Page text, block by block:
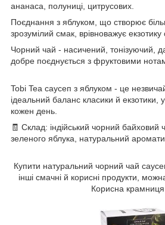
ананаса, полуниці, цитрусових.
Поєднання з яблуком, що створює
зрозумілий смак, врівноважує екзотику
Чорний чай - насичений, тонізуючий,
добре поєднується з фруктовими
Tobi Tea саусеп з яблуком - це
ідеальний баланс класики й екзотики,
кожен день.
🧾 Склад: індійський чорний байховий
зеленого яблука, натуральний
Купити натуральний чорний чай
інші смачні й корисні продукти,
Корисна